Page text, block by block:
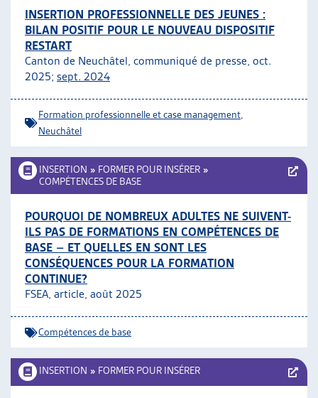
INSERTION PROFESSIONNELLE DES JEUNES :
BILAN POSITIF POUR LE NOUVEAU DISPOSITIF
RESTART
Canton de Neuchâtel, communiqué de presse, oct.
2025; sept. 2024
Formation professionnelle et case management
Neuchâtel
INSERTION » FORMER POUR INSÉRER »
COMPÉTENCES DE BASE
POURQUOI DE NOMBREUX ADULTES NE SUIVENT-
ILS PAS DE FORMATIONS EN COMPÉTENCES DE
BASE – ET QUELLES EN SONT LES
CONSÉQUENCES POUR LA FORMATION
CONTINUE?
FSEA, article, août 2025
Compétences de base
INSERTION » FORMER POUR INSÉRER